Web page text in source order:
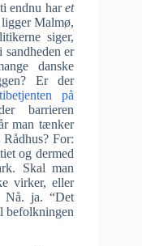
endnu haret
Malmø,
siger,
er
danske
Er der
på
barrieren
man tænker
For:
og dermed
Skal man
virker, eller
Nå. ja. “Det
befolkningen